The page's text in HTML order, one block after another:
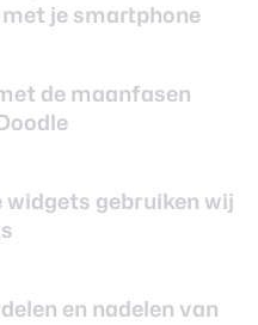
je smartphone
de maanfasen
widgets gebruiken wij
en nadelen van